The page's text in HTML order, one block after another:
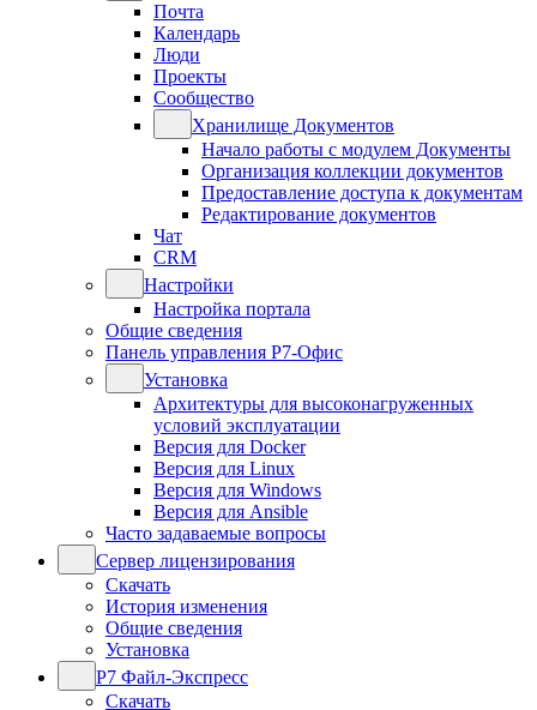
Почта
Календарь
Люди
Проекты
Сообщество
Хранилище Документов
Начало работы с модулем Документы
Организация коллекции документов
Предоставление доступа к документам
Редактирование документов
Чат
CRM
Настройки
Настройка портала
Общие сведения
Панель управления Р7-Офис
Установка
Архитектуры для высоконагруженных
условий эксплуатации
Версия для Docker
Версия для Linux
Версия для Windows
Версия для Ansible
Часто задаваемые вопросы
Сервер лицензирования
Скачать
История изменения
Общие сведения
Установка
Р7 Файл-Экспресс
Скачать